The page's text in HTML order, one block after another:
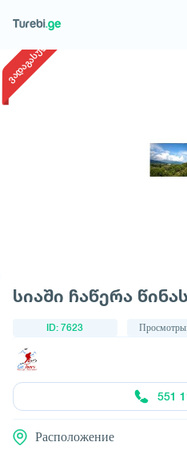
ვადაგასული
სიაში ჩაწერა
ID: 7623
551
Расположение